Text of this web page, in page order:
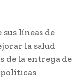
líneas de
la salud
de la entrega de